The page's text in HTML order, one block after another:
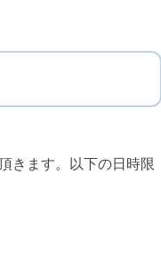
きます。以下の日時限